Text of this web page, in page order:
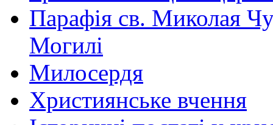
Парафія св. Миколая
Могилі
Милосердя
Християнське вчення